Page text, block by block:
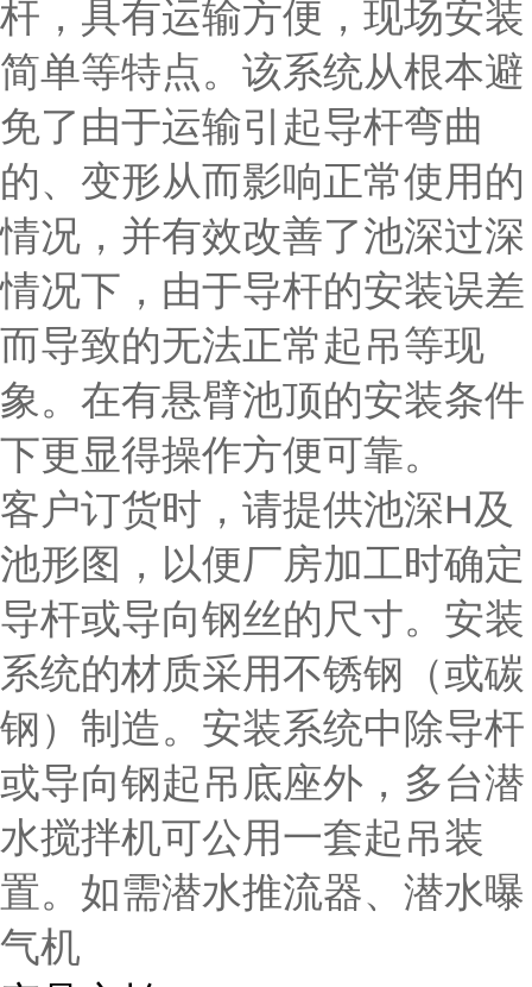
杆，具有运输方便，现场安装
简单等特点。该系统从根本避
免了由于运输引起导杆弯曲
的、变形从而影响正常使用的
情况，并有效改善了池深过深
情况下，由于导杆的安装误差
而导致的无法正常起吊等现
象。在有悬臂池顶的安装条件
下更显得操作方便可靠。
客户订货时，请提供池深H及
池形图，以便厂房加工时确定
导杆或导向钢丝的尺寸。安装
系统的材质采用不锈钢（或碳
钢）制造。安装系统中除导杆
或导向钢起吊底座外，多台潜
水搅拌机可公用一套起吊装
置。如需潜水推流器、潜水曝
气机